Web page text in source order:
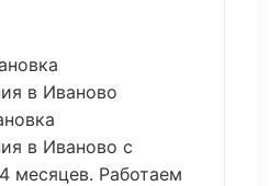
в Иваново
в Иваново с
месяцев. Работаем